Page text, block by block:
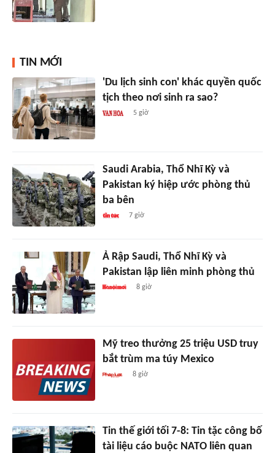
TIN MỚI
'Du lịch sinh con' khác quyền quốc
tịch theo nơi sinh ra sao?
5 giờ
Saudi Arabia, Thổ Nhĩ Kỳ và
Pakistan ký hiệp ước phòng thủ
ba bên
7 giờ
Ả Rập Saudi, Thổ Nhĩ Kỳ và
Pakistan lập liên minh phòng thủ
8 giờ
Mỹ treo thưởng 25 triệu USD truy
bắt trùm ma túy Mexico
8 giờ
Tin thế giới tối 7-8: Tin tặc công bố
tài liệu cáo buộc NATO liên quan